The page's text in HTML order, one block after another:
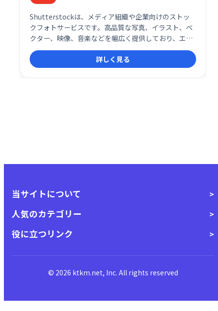
Shutterstockは、メディア組織や企業向けのストッ
クフォトサービスです。高品質な写真、イラスト、ベ
クター、映像、音楽などを幅広く提供しており、エデ
ィトリアルから抽象画、自然、金融など多様なカテゴ
リを網羅しています。マーケティングやクリエイティ
ブ制作に最適な素材を、簡単に探し、利用できます。
詳しく見る
当サイトについて
人気のカテゴリー
役に立つリンク
© 2026 ktkm.net, Inc. All rights reserved